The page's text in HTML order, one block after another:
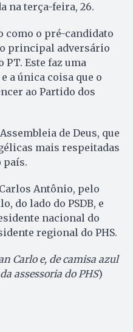
na terça-feira, 26.
como o pré-candidato
principal adversário
PT. Este faz uma
a única coisa que o
ao Partido dos
de Deus, que
mais respeitadas
país.
Antônio, pelo
do lado do PSDB, e
nacional do
regional do PHS.
Carlo e, de camisa azul
assessoria do PHS)